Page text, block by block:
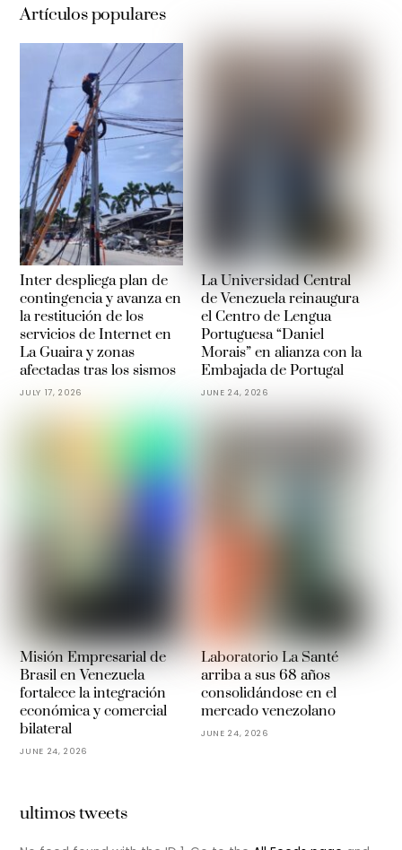
Artículos populares
Inter despliega plan de
contingencia y avanza en
la restitución de los
servicios de Internet en
La Guaira y zonas
afectadas tras los sismos
JULY 17, 2026
La Universidad Central
de Venezuela reinaugura
el Centro de Lengua
Portuguesa “Daniel
Morais” en alianza con la
Embajada de Portugal
JUNE 24, 2026
Misión Empresarial de
Brasil en Venezuela
fortalece la integración
económica y comercial
bilateral
JUNE 24, 2026
Laboratorio La Santé
arriba a sus 68 años
consolidándose en el
mercado venezolano
JUNE 24, 2026
ultimos tweets